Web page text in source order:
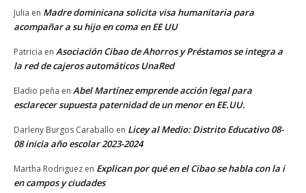
Julia en Madre dominicana solicita visa humanitaria para
acompañar a su hijo en coma en EE UU
Patricia en Asociación Cibao de Ahorros y Préstamos se integra a
la red de cajeros automáticos UnaRed
Eladio peña en Abel Martínez emprende acción legal para
esclarecer supuesta paternidad de un menor en EE.UU.
Darleny Burgos Caraballo en Licey al Medio: Distrito Educativo 08-
08 inicia año escolar 2023-2024
Martha Rodriguez en Explican por qué en el Cibao se habla con la i
en campos y ciudades